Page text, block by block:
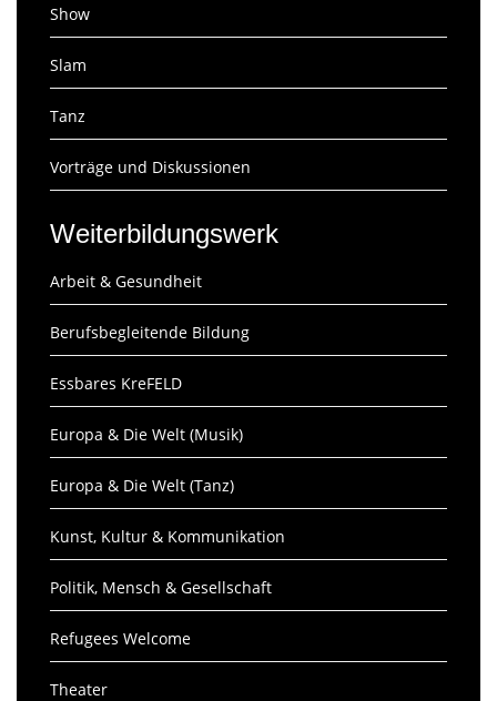
Show
Slam
Tanz
Vorträge und Diskussionen
Weiterbildungswerk
Arbeit & Gesundheit
Berufsbegleitende Bildung
Essbares KreFELD
Europa & Die Welt (Musik)
Europa & Die Welt (Tanz)
Kunst, Kultur & Kommunikation
Politik, Mensch & Gesellschaft
Refugees Welcome
Theater